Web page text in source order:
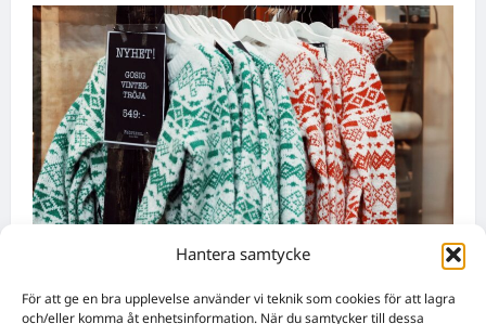
Hantera samtycke
För att ge en bra upplevelse använder vi teknik som cookies för att lagra
och/eller komma åt enhetsinformation. När du samtycker till dessa
Födda den 4 augusti: Astrologiska insikter